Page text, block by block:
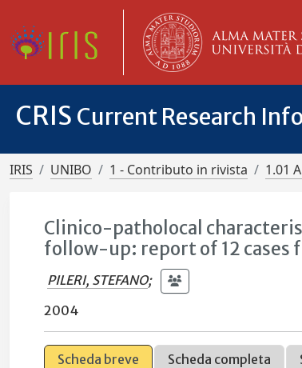
CRIS Current Research
IRIS UNIBO 1 - Contributo in rivista 1.01
Clinico-patholocal
follow-up: report of 12 cases
PILERI, STEFANO;
2004
Scheda breve Scheda completa